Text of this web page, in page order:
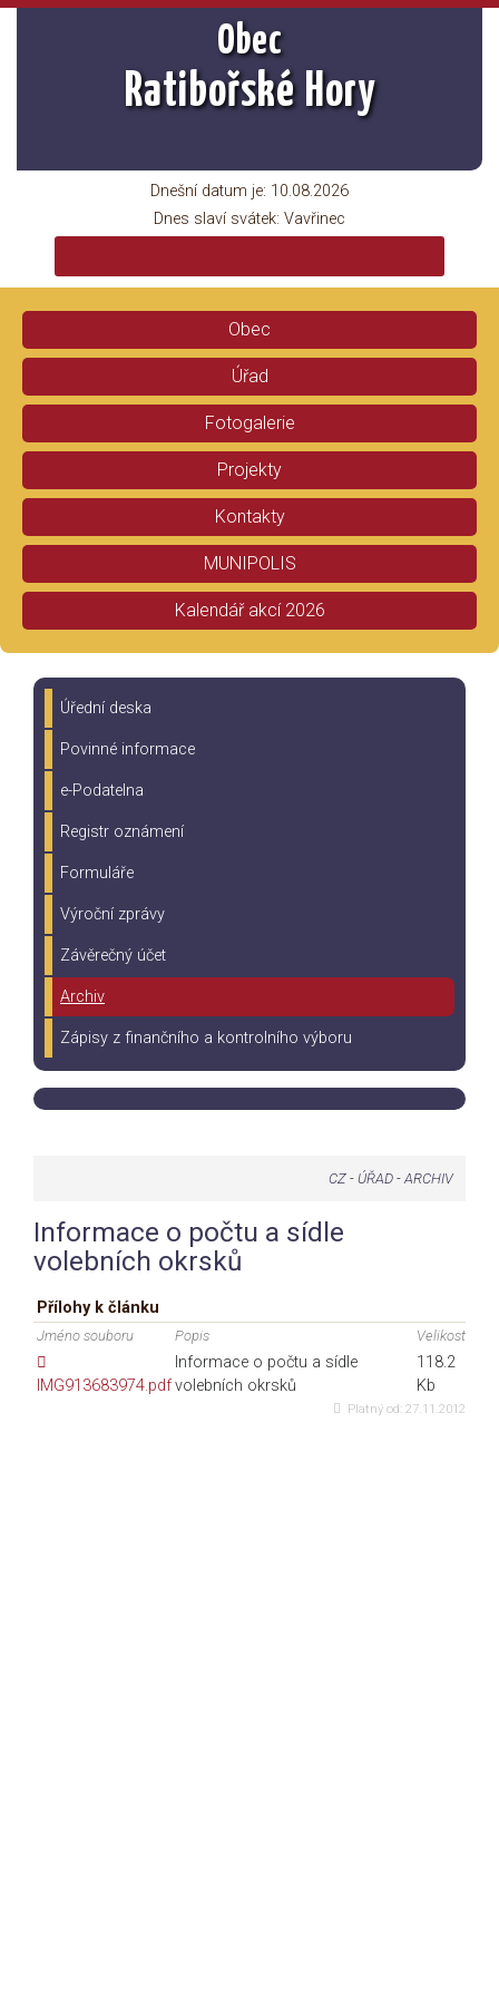
Obec
Ratibořské Hory
Dnešní datum je: 10.08.2026
Dnes slaví svátek: Vavřinec
Obec
Úřad
Fotogalerie
Projekty
Kontakty
MUNIPOLIS
Kalendář akcí 2026
Úřední deska
Povinné informace
e-Podatelna
Registr oznámení
Formuláře
Výroční zprávy
Závěrečný účet
Archiv
Zápisy z finančního a kontrolního výboru
CZ- ÚŘAD-ARCHIV
Informace o počtu a sídle
volebních okrsků
Přílohy k článku
Jméno souboru Popis Velikost
IMG913683974.pdf
Informace o počtu a sídle
volebních okrsků
118.2
Kb
Platný od: 27.11.2012